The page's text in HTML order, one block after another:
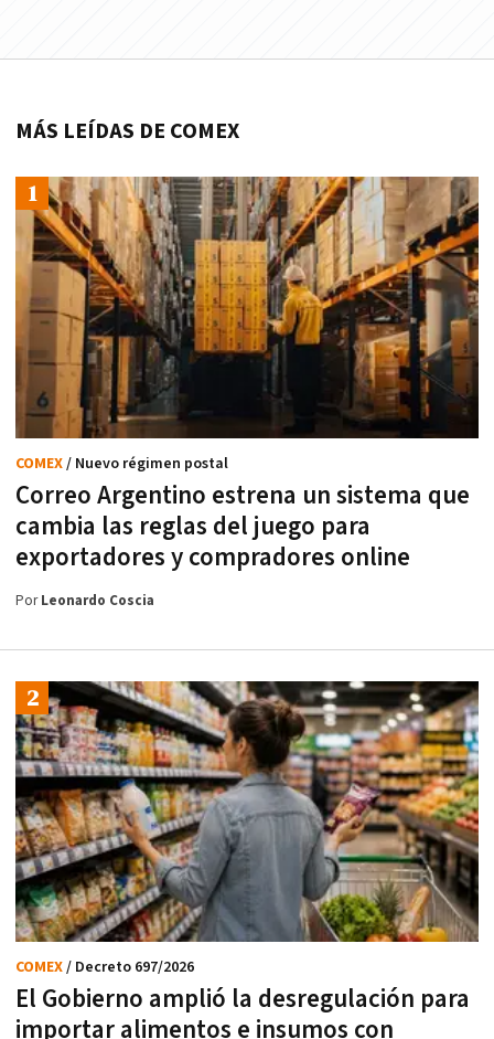
MÁS LEÍDAS DE COMEX
Correo Argentino estrena un sistema que
cambia las reglas del juego para
exportadores y compradores online
COMEX/ Nuevo régimen postal
PorLeonardo Coscia
El Gobierno amplió la desregulación para
importar alimentos e insumos con
COMEX/ Decreto 697/2026